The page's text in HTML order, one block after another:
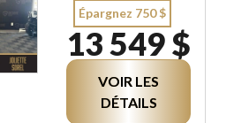
Épargnez 750 $
13 549 $
VOIR LES
DÉTAILS